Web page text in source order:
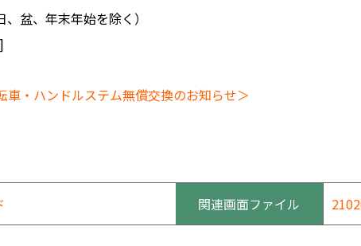
盆、年末年始を除く）
車・ハンドルステム無償交換のお知らせ＞
関連画面ファイル